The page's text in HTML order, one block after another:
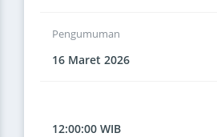
Pengumuman
16 Maret 2026
12:00:00 WIB